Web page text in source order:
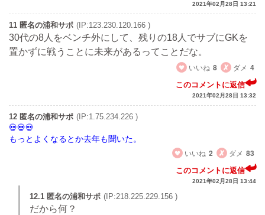
2021年02月28日 13:21
11 匿名の浦和サポ (IP:123.230.120.166 )
30代の8人をベンチ外にして、残りの18人でサブにGKを
置かずに戦うことに未来があるってことだな。
いいね 8 ダメ 4
このコメントに返信
2021年02月28日 13:32
12 匿名の浦和サポ (IP:1.75.234.226 )
もっとよくなるとか去年も聞いた。
いいね 2 ダメ 83
このコメントに返信
2021年02月28日 13:44
12.1 匿名の浦和サポ (IP:218.225.229.156 )
だから何？